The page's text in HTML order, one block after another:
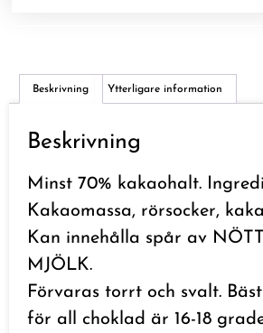
Beskrivning Ytterligare information
Beskrivning
Minst 70% kakaohalt.
Kakaomassa, rörsocker,
Kan innehålla spår av
MJÖLK.
Förvaras torrt och svalt.
för all choklad är 16-18